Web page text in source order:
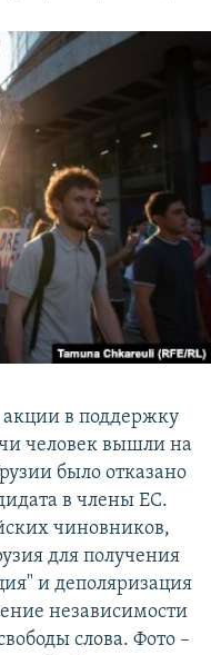
в поддержку
человек вышли на
было отказано
в члены ЕС.
чиновников,
для получения
и деполяризация
независимости
слова. Фото –